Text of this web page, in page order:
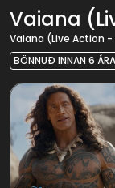
Vaiana
Vaiana (Live Action
BÖNNUÐ INNAN 6 ÁRA